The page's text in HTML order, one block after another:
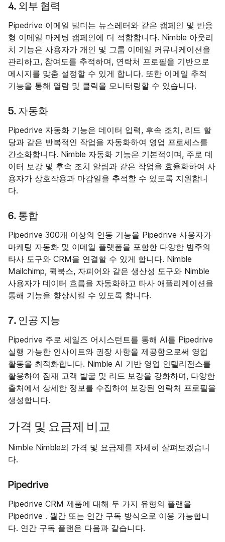
4. 외부 협력
Pipedrive 이메일 빌더는 뉴스레터와 같은 캠페인 및 반응
형 이메일 마케팅 캠페인에 더 적합합니다. Nimble 아웃리
치 기능은 사용자가 개인 및 그룹 이메일 커뮤니케이션을
관리하고, 참여도를 추적하며, 연락처 프로필을 기반으로
메시지를 맞춤 설정할 수 있게 합니다. 또한 이메일 추적
기능을 통해 열람 및 클릭을 모니터링할 수 있습니다.
5. 자동화
Pipedrive 자동화 기능은 데이터 입력, 후속 조치, 리드 할
당과 같은 반복적인 작업을 자동화하여 영업 프로세스를
간소화합니다. Nimble 자동화 기능은 기본적이며, 주로 데
이터 보강 및 후속 조치 알림과 같은 작업을 효율화하여 사
용자가 상호작용과 마감일을 추적할 수 있도록 지원합니
다.
6. 통합
Pipedrive 300개 이상의 연동 기능을 Pipedrive 사용자가
마케팅 자동화 및 이메일 플랫폼을 포함한 다양한 범주의
타사 도구와 CRM을 연결할 수 있게 합니다. Nimble
Mailchimp, 퀵북스, 자피어와 같은 생산성 도구와 Nimble
사용자가 데이터 흐름을 자동화하고 타사 애플리케이션을
통해 기능을 향상시킬 수 있도록 합니다.
7. 인공 지능
Pipedrive 주로 세일즈 어시스턴트를 통해 AI를 Pipedrive
실행 가능한 인사이트와 권장 사항을 제공함으로써 영업
활동을 최적화합니다. Nimble AI 기반 영업 인텔리전스를
활용하여 잠재 고객 발굴 및 리드 보강을 강화하며, 다양한
출처에서 상세한 정보를 수집하여 보강된 연락처 프로필을
생성합니다.
가격 및 요금제 비교
Nimble Nimble의 가격 및 요금제를 자세히 살펴보겠습니
다.
Pipedrive
Pipedrive CRM 제품에 대해 두 가지 유형의 플랜을
Pipedrive . 월간 또는 연간 구독 방식으로 이용 가능합니
다. 연간 구독 플랜은 다음과 같습니다.